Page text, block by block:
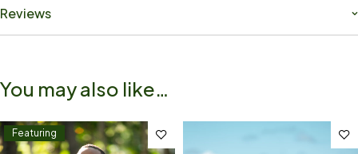
Reviews
You may also like…
Featuring